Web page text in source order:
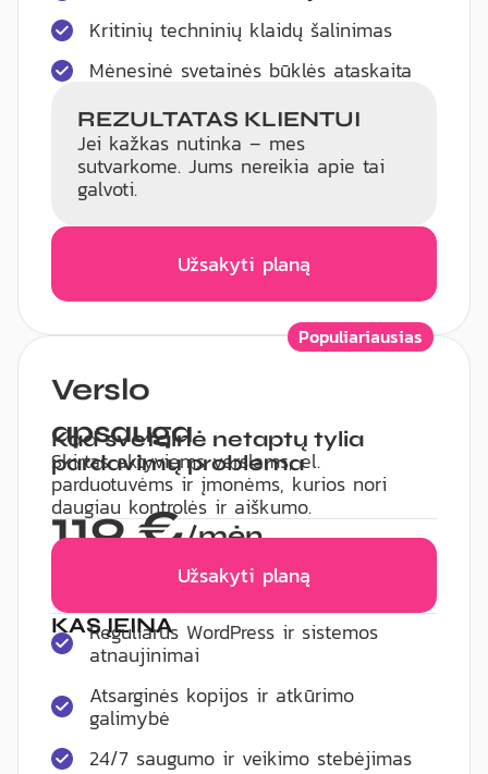
Kritinių techninių klaidų šalinimas
Mėnesinė svetainės būklės ataskaita
REZULTATAS KLIENTUI
Jei kažkas nutinka – mes
sutvarkome. Jums nereikia apie tai
galvoti.
Užsakyti planą
Populiariausias
Verslo
apsauga
Kad svetainė netaptų tylia
pardavimų problema
Skirtas aktyviems verslams, el.
parduotuvėms ir įmonėms, kurios nori
daugiau kontrolės ir aiškumo.
119 €/mėn.
Užsakyti planą
KAS ĮEINA
Reguliarūs WordPress ir sistemos
atnaujinimai
Atsarginės kopijos ir atkūrimo
galimybė
24/7 saugumo ir veikimo stebėjimas